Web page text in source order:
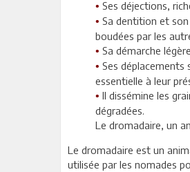
• Ses déjections,
• Sa dentition et
boudées par les
• Sa démarche
• Ses
essentielle à leur
• Il dissémine les
dégradées.
Le dromadaire, un
Le dromadaire est un
utilisée par les nomades